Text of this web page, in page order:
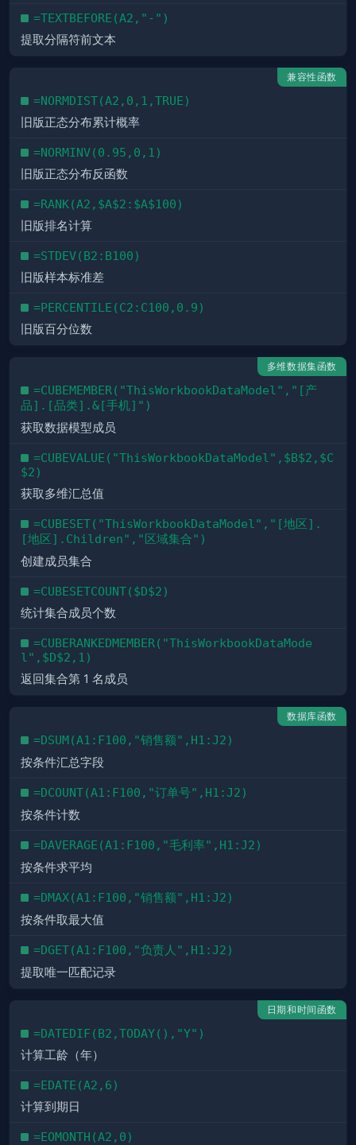
=TEXTBEFORE(A2,"-")
提取分隔符前文本
兼容性函数
=NORMDIST(A2,0,1,TRUE)
旧版正态分布累计概率
=NORMINV(0.95,0,1)
旧版正态分布反函数
=RANK(A2,$A$2:$A$100)
旧版排名计算
=STDEV(B2:B100)
旧版样本标准差
=PERCENTILE(C2:C100,0.9)
旧版百分位数
多维数据集函数
=CUBEMEMBER("ThisWorkbookDataModel","[产
品].[品类].&[手机]")
获取数据模型成员
=CUBEVALUE("ThisWorkbookDataModel",$B$2,$C
$2)
获取多维汇总值
=CUBESET("ThisWorkbookDataModel","[地区].
[地区].Children","区域集合")
创建成员集合
=CUBESETCOUNT($D$2)
统计集合成员个数
=CUBERANKEDMEMBER("ThisWorkbookDataMode
l",$D$2,1)
返回集合第 1 名成员
数据库函数
=DSUM(A1:F100,"销售额",H1:J2)
按条件汇总字段
=DCOUNT(A1:F100,"订单号",H1:J2)
按条件计数
=DAVERAGE(A1:F100,"毛利率",H1:J2)
按条件求平均
=DMAX(A1:F100,"销售额",H1:J2)
按条件取最大值
=DGET(A1:F100,"负责人",H1:J2)
提取唯一匹配记录
日期和时间函数
=DATEDIF(B2,TODAY(),"Y")
计算工龄（年）
=EDATE(A2,6)
计算到期日
=EOMONTH(A2,0)